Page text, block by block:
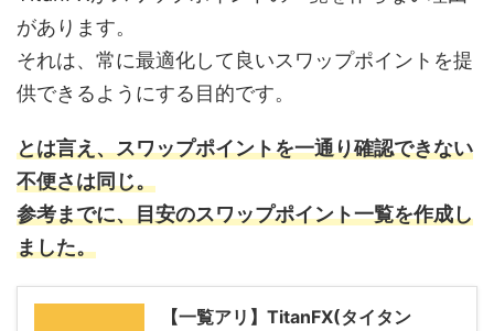
があります。
それは、常に最適化して良いスワップポイントを提
供できるようにする目的です。
とは言え、スワップポイントを一通り確認できない
不便さは同じ。
参考までに、目安のスワップポイント一覧を作成し
ました。
【一覧アリ】TitanFX(タイタン